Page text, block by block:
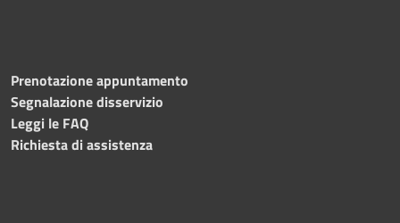
Prenotazione appuntamento
Segnalazione disservizio
Leggi le FAQ
Richiesta di assistenza